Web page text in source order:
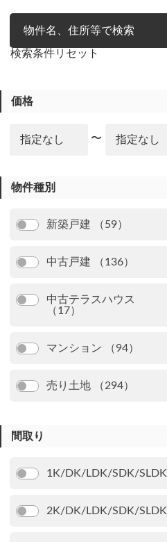
検索条件リセット
価格
〜
物件種別
新築戸建 （59）
中古戸建 （136）
中古テラスハウス
（17）
マンション （94）
売り土地 （294）
間取り
1K/DK/LDK/SDK/SLDK
2K/DK/LDK/SDK/SLDK